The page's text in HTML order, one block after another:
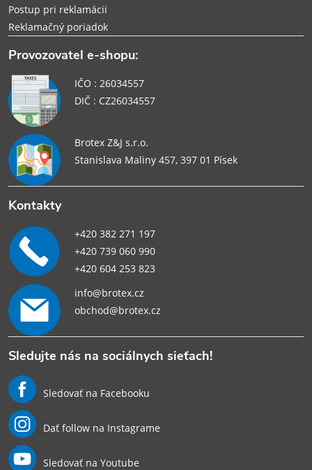
Postup pri reklamácii
Reklamačný poriadok
Provozovatel e-shopu:
IČO : 26034557
DIČ : CZ26034557
Brotex Z&J s.r.o.
Stanislava Maliny 457, 397 01 Písek
Kontakty
+420 382 271 197
+420 739 060 990
+420 604 253 823
info@brotex.cz
obchod@brotex.cz
Sledujte nás na sociálnych sieťach!
Sledovať na Facebooku
Dať follow na Instagrame
Sledovať na Youtube